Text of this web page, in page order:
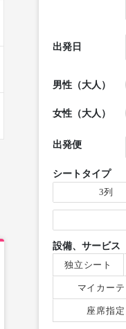
出発日
男性（大人）
女性（大人）
出発便
シートタイプ
3列
設備、サービス
独立シート
マイカーテ
座席指定